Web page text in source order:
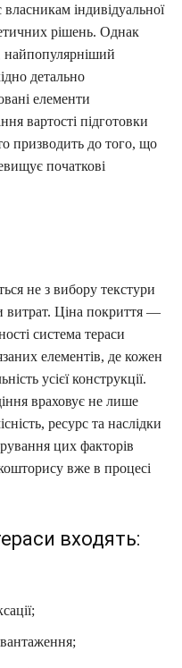
індивідуальної
рішень. Однак
найпопулярніший
детально
елементи
вартості підготовки
призводить до того, що
початкові
не з вибору текстури
витрат. Ціна покриття —
система тераси
елементів, де кожен
усієї конструкції.
враховує не лише
ресурс та наслідки
цих факторів
вже в процесі
входять: